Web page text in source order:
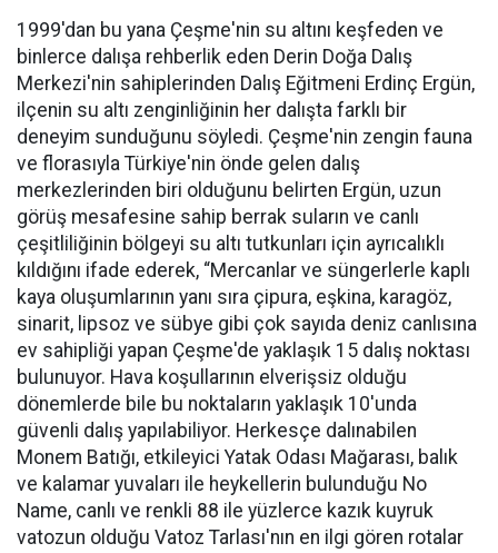
1999'dan bu yana Çeşme'nin su altını keşfeden ve
binlerce dalışa rehberlik eden Derin Doğa Dalış
Merkezi'nin sahiplerinden Dalış Eğitmeni Erdinç Ergün,
ilçenin su altı zenginliğinin her dalışta farklı bir
deneyim sunduğunu söyledi. Çeşme'nin zengin fauna
ve florasıyla Türkiye'nin önde gelen dalış
merkezlerinden biri olduğunu belirten Ergün, uzun
görüş mesafesine sahip berrak suların ve canlı
çeşitliliğinin bölgeyi su altı tutkunları için ayrıcalıklı
kıldığını ifade ederek, “Mercanlar ve süngerlerle kaplı
kaya oluşumlarının yanı sıra çipura, eşkina, karagöz,
sinarit, lipsoz ve sübye gibi çok sayıda deniz canlısına
ev sahipliği yapan Çeşme'de yaklaşık 15 dalış noktası
bulunuyor. Hava koşullarının elverişsiz olduğu
dönemlerde bile bu noktaların yaklaşık 10'unda
güvenli dalış yapılabiliyor. Herkesçe dalınabilen
Monem Batığı, etkileyici Yatak Odası Mağarası, balık
ve kalamar yuvaları ile heykellerin bulunduğu No
Name, canlı ve renkli 88 ile yüzlerce kazık kuyruk
vatozun olduğu Vatoz Tarlası'nın en ilgi gören rotalar